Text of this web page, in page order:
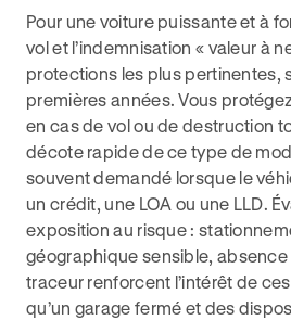
Pour une voiture puissante et à
vol et l’indemnisation « valeur à
protections les plus pertinentes,
premières années. Vous
en cas de vol ou de destruction
décote rapide de ce type de
souvent demandé lorsque le
un crédit, une LOA ou une LLD.
exposition au risque :
géographique sensible, absence
traceur renforcent l’intérêt de
qu’un garage fermé et des